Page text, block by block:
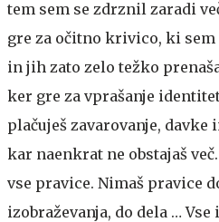
tem sem se zdrznil zaradi
gre za očitno krivico, ki
in jih zato zelo težko
ker gre za vprašanje
plačuješ zavarovanje, davke
kar naenkrat ne obstajaš
vse pravice. Nimaš pravice
izobraževanja, do dela … Vse